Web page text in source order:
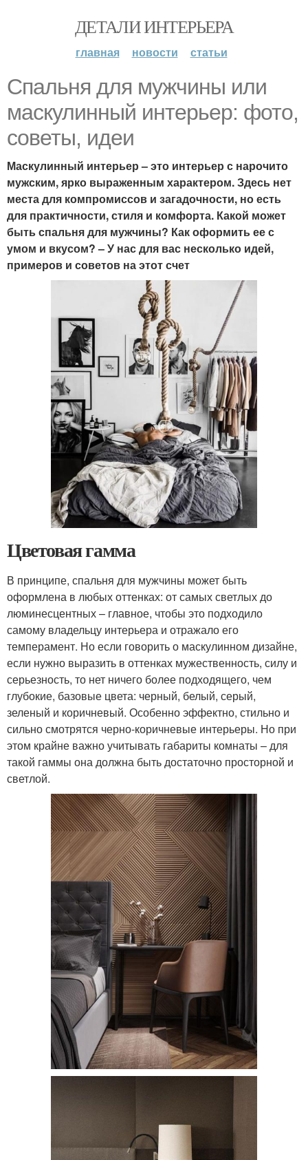
ДЕТАЛИ ИНТЕРЬЕРА
главная новости статьи
Спальня для мужчины или
маскулинный интерьер: фото,
советы, идеи
Маскулинный интерьер – это интерьер с нарочито
мужским, ярко выраженным характером. Здесь нет
места для компромиссов и загадочности, но есть
для практичности, стиля и комфорта. Какой может
быть спальня для мужчины? Как оформить ее с
умом и вкусом? – У нас для вас несколько идей,
примеров и советов на этот счет
Цветовая гамма
В принципе, спальня для мужчины может быть
оформлена в любых оттенках: от самых светлых до
люминесцентных – главное, чтобы это подходило
самому владельцу интерьера и отражало его
темперамент. Но если говорить о маскулинном дизайне,
если нужно выразить в оттенках мужественность, силу и
серьезность, то нет ничего более подходящего, чем
глубокие, базовые цвета: черный, белый, серый,
зеленый и коричневый. Особенно эффектно, стильно и
сильно смотрятся черно-коричневые интерьеры. Но при
этом крайне важно учитывать габариты комнаты – для
такой гаммы она должна быть достаточно просторной и
светлой.